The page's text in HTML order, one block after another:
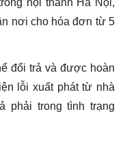
nội thành Hà Nội,
nơi cho hóa đơn từ 5
đổi trả và được hoàn
lỗi xuất phát từ nhà
phải trong tình trạng